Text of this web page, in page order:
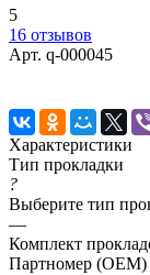
5
16 отзывов
Арт. q-000045
Характеристики
Тип прокладки
?
Выберите тип
—
Комплект
Партномер (OEM)